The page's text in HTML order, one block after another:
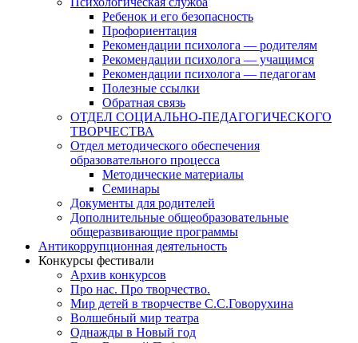
Ребенок и его безопасность
Профориентация
Рекомендации психолога — родителям
Рекомендации психолога — учащимся
Рекомендации психолога — педагогам
Полезные ссылки
Обратная связь
ОТДЕЛ СОЦИАЛЬНО-ПЕДАГОГИЧЕСКОГО
ТВОРЧЕСТВА
Отдел методического обеспечения
образовательного процесса
Методические материалы
Семинары
Документы для родителей
Дополнительные общеобразовательные
общеразвивающие программы
Антикоррупционная деятельность
Конкурсы фестивали
Архив конкурсов
Про нас. Про творчество.
Мир детей в творчестве С.С.Говорухина
Волшебный мир театра
Однажды в Новый год